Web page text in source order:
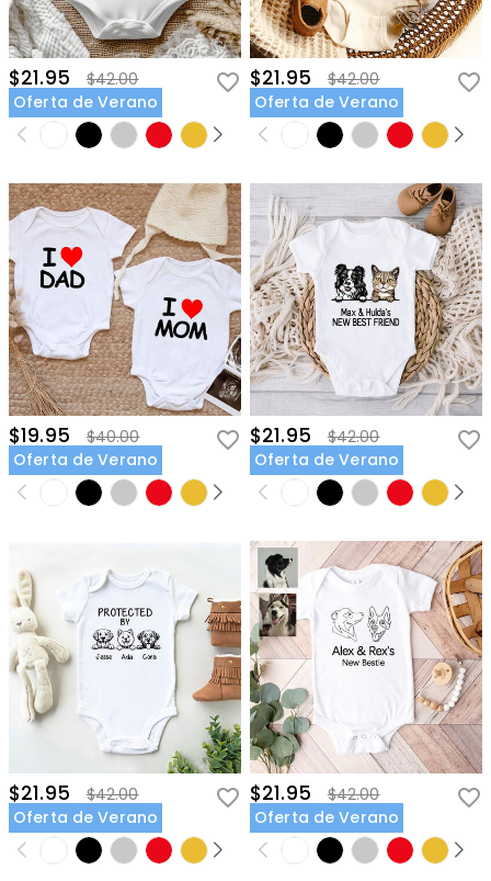
$21.95
$42.00
Oferta de Verano
$21.95
$42.00
Oferta de Verano
$19.95
$40.00
Oferta de Verano
$21.95
$42.00
Oferta de Verano
$21.95
$42.00
Oferta de Verano
$21.95
$42.00
Oferta de Verano